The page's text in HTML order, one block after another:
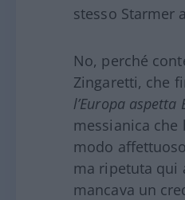
stesso Starmer
No, perché
Zingaretti, che
l’Europa aspetta
messianica che
modo
ma ripetuta qui
mancava un